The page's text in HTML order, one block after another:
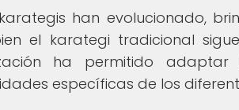
han evolucionado,
el karategi tradicional
ha permitido
específicas de los